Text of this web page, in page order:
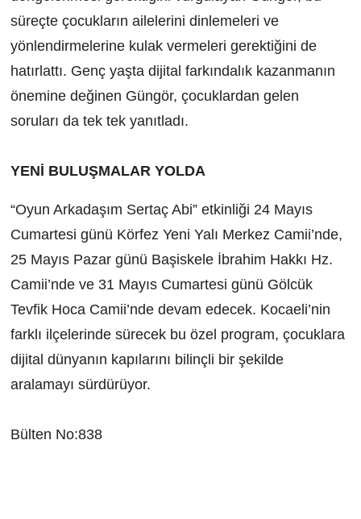
süreçte çocukların ailelerini dinlemeleri ve
yönlendirmelerine kulak vermeleri gerektiğini de
hatırlattı. Genç yaşta dijital farkındalık kazanmanın
önemine değinen Güngör, çocuklardan gelen
soruları da tek tek yanıtladı.
YENİ BULUŞMALAR YOLDA
“Oyun Arkadaşım Sertaç Abi” etkinliği 24 Mayıs
Cumartesi günü Körfez Yeni Yalı Merkez Camii’nde,
25 Mayıs Pazar günü Başiskele İbrahim Hakkı Hz.
Camii’nde ve 31 Mayıs Cumartesi günü Gölcük
Tevfik Hoca Camii’nde devam edecek. Kocaeli’nin
farklı ilçelerinde sürecek bu özel program, çocuklara
dijital dünyanın kapılarını bilinçli bir şekilde
aralamayı sürdürüyor.
Bülten No:838